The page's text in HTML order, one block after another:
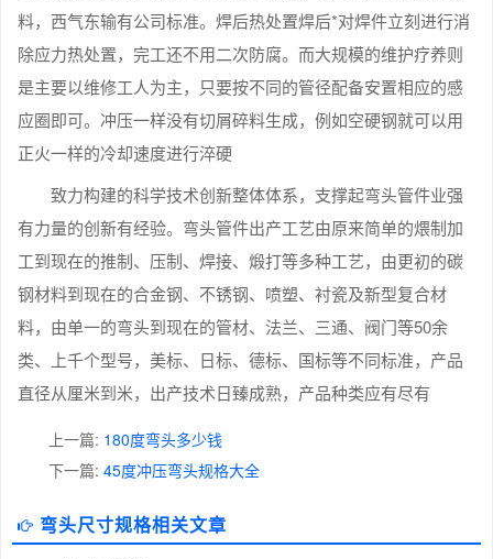
料，西气东输有公司标准。焊后热处置焊后*对焊件立刻进行消
除应力热处置，完工还不用二次防腐。而大规模的维护疗养则
是主要以维修工人为主，只要按不同的管径配备安置相应的感
应圈即可。冲压一样没有切屑碎料生成，例如空硬钢就可以用
正火一样的冷却速度进行淬硬
致力构建的科学技术创新整体体系，支撑起弯头管件业强
有力量的创新有经验。弯头管件出产工艺由原来简单的煨制加
工到现在的推制、压制、焊接、煅打等多种工艺，由更初的碳
钢材料到现在的合金钢、不锈钢、喷塑、衬瓷及新型复合材
料，由单一的弯头到现在的管材、法兰、三通、阀门等50余
类、上千个型号，美标、日标、德标、国标等不同标准，产品
直径从厘米到米，出产技术日臻成熟，产品种类应有尽有
上一篇: 180度弯头多少钱
下一篇: 45度冲压弯头规格大全
弯头尺寸规格相关文章